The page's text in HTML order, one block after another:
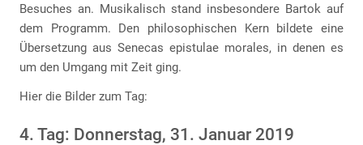
Besuches an. Musikalisch stand insbesondere Bartok auf
dem Programm. Den philosophischen Kern bildete eine
Übersetzung aus Senecas epistulae morales, in denen es
um den Umgang mit Zeit ging.
Hier die Bilder zum Tag:
4. Tag: Donnerstag, 31. Januar 2019